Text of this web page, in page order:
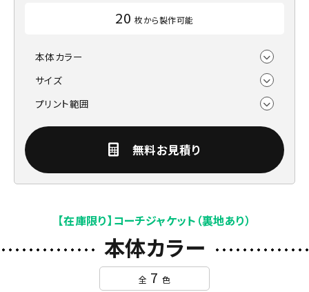
20 枚から製作可能
本体カラー
サイズ
プリント範囲
無料お見積り
【在庫限り】コーチジャケット（裏地あり）
本体カラー
全 7 色